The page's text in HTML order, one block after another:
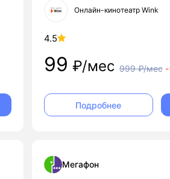
Онлайн-кинотеатр Wink
4.5
99 ₽/мес 999₽/мес -
Подробнее
Мегафон